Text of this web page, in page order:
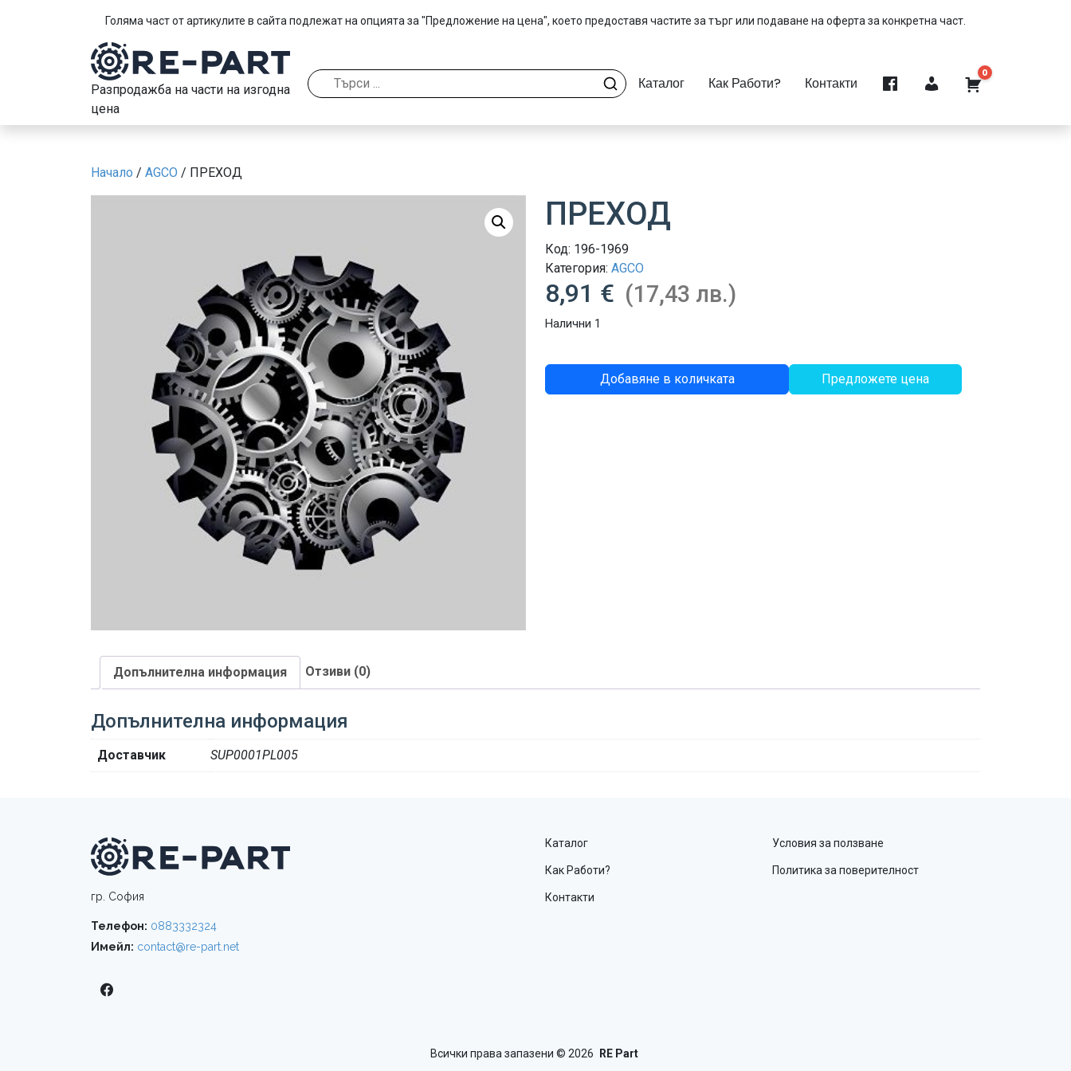
Голяма част от артикулите в сайта подлежат на опцията за "Предложение на цена", което предоставя частите за търг или подаване на оферта за конкретна част.
Разпродажба на части на изгодна
цена
Каталог Как Работи? Контакти
0
Начало / AGCO / ПРЕХОД
ПРЕХОД
Код: 196-1969
Категория: AGCO
8,91 € (17,43 лв.)
Налични 1
количество
за
Добавяне в количката Предложете цена
Допълнителна информация Отзиви (0)
Допълнителна информация
Доставчик SUP0001PL005
гр. София
Телефон: 0883332324
Имейл: contact@re-part.net
Каталог
Как Работи?
Контакти
Условия за ползване
Политика за поверителност
Всички права запазени © 2026 RE Part